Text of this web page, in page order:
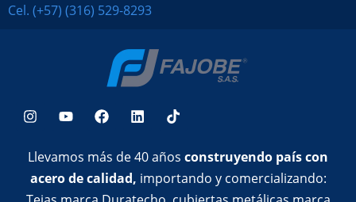
Cel. (+57) (316) 529-8293
Llevamos más de 40 años construyendo país con
acero de calidad, importando y comercializando: